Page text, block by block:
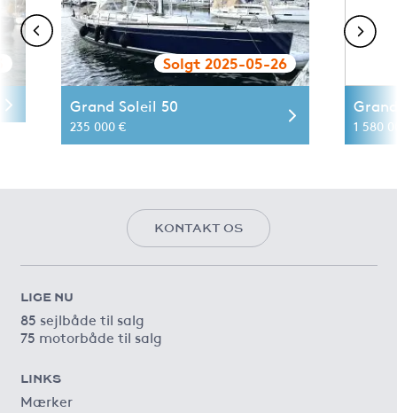
Solgt 2025-05-26
Grand Soleil 50
235 000 € 1 580
KONTAKT OS
LIGE NU
85 sejlbåde til salg
75 motorbåde til salg
LINKS
Mærker